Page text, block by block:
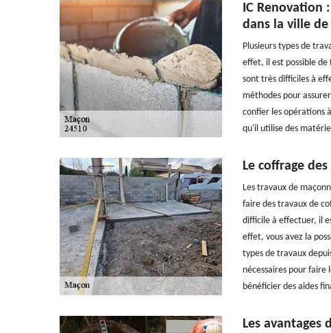
IC Renovation
dans la ville
Plusieurs types de
effet, il est possible
sont très difficiles à
méthodes pour
confier les opérations
qu'il utilise des
Le coffrage
Les travaux de
faire des travaux de
difficile à effectuer, il
effet, vous avez la
types de travaux
nécessaires pour faire
bénéficier des aides
Les avantages